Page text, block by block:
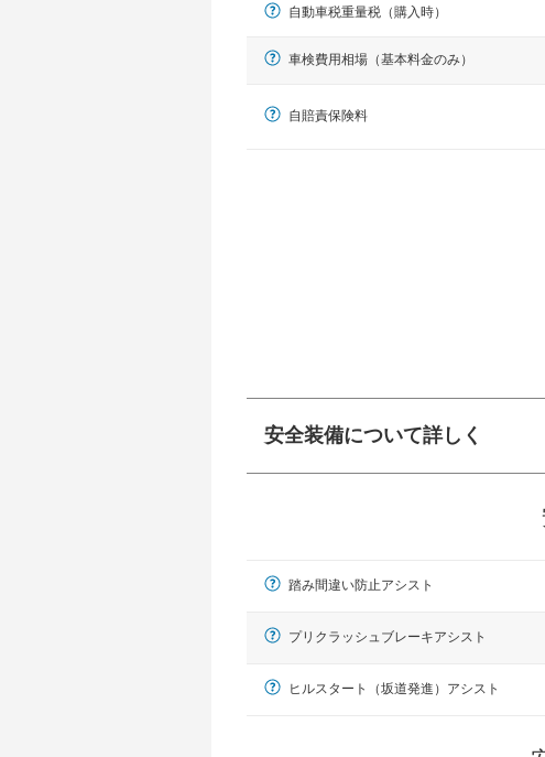
軽自動車
自動車税重量税（購入時）
車検費用相場（基本料金のみ）
自賠責保険料
安全装備について詳しく
前走車や歩行者との衝突を
ーキアシスト、ABSなどが
車線逸脱防止
プアシストなどが装備されて
運転・駐車支援
踏み間違い防止アシスト
プリクラッシュブレーキアシスト
ヒルスタート（坂道発進）アシスト